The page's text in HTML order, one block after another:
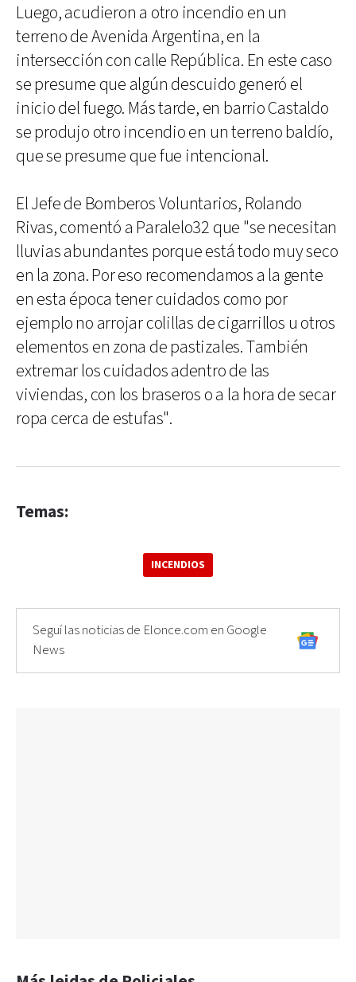
Luego, acudieron a otro incendio en un
terreno de Avenida Argentina, en la
intersección con calle República. En este caso
se presume que algún descuido generó el
inicio del fuego. Más tarde, en barrio Castaldo
se produjo otro incendio en un terreno baldío,
que se presume que fue intencional.
El Jefe de Bomberos Voluntarios, Rolando
Rivas, comentó a Paralelo32 que "se necesitan
lluvias abundantes porque está todo muy seco
en la zona. Por eso recomendamos a la gente
en esta época tener cuidados como por
ejemplo no arrojar colillas de cigarrillos u otros
elementos en zona de pastizales. También
extremar los cuidados adentro de las
viviendas, con los braseros o a la hora de secar
ropa cerca de estufas".
Temas:
INCENDIOS
Seguí las noticias de Elonce.com en Google
News